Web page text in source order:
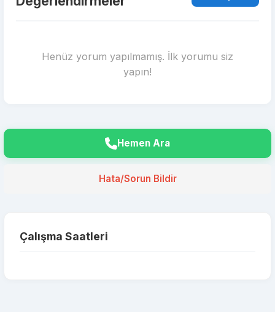
Henüz yorum yapılmamış. İlk yorumu siz
yapın!
Hemen Ara
Hata/Sorun Bildir
Çalışma Saatleri